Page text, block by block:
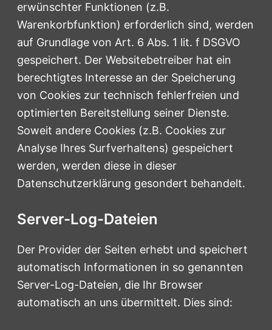
erwünschter Funktionen (z.B.
Warenkorbfunktion) erforderlich sind, werden
auf Grundlage von Art. 6 Abs. 1 lit. f DSGVO
gespeichert. Der Websitebetreiber hat ein
berechtigtes Interesse an der Speicherung
von Cookies zur technisch fehlerfreien und
optimierten Bereitstellung seiner Dienste.
Soweit andere Cookies (z.B. Cookies zur
Analyse Ihres Surfverhaltens) gespeichert
werden, werden diese in dieser
Datenschutzerklärung gesondert behandelt.
Server-Log-Dateien
Der Provider der Seiten erhebt und speichert
automatisch Informationen in so genannten
Server-Log-Dateien, die Ihr Browser
automatisch an uns übermittelt. Dies sind: